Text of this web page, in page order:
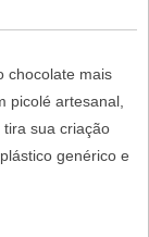
chocolate mais
picolé artesanal,
sua criação
genérico e